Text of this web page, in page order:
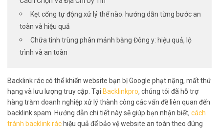
Kẹt cổng tự động xử lý thế nào: hướng dẫn từng bước an
toàn và hiệu quả
Chữa tinh trùng phân mảnh bằng Đông y: hiệu quả, lộ
trình và an toàn
Backlink rác có thể khiến website bạn bị Google phạt nặng, mất thứ
hạng và lưu lượng truy cập. Tại Backlinkpro, chúng tôi đã hỗ trợ
hàng trăm doanh nghiệp xử lý thành công các vấn đề liên quan đến
backlink spam. Hướng dẫn chi tiết này sẽ giúp bạn nhận biết, cách
tránh backlink rác hiệu quả để bảo vệ website an toàn theo đúng